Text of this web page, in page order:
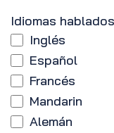
Idiomas hablados
Inglés
Español
Francés
Mandarin
Alemán